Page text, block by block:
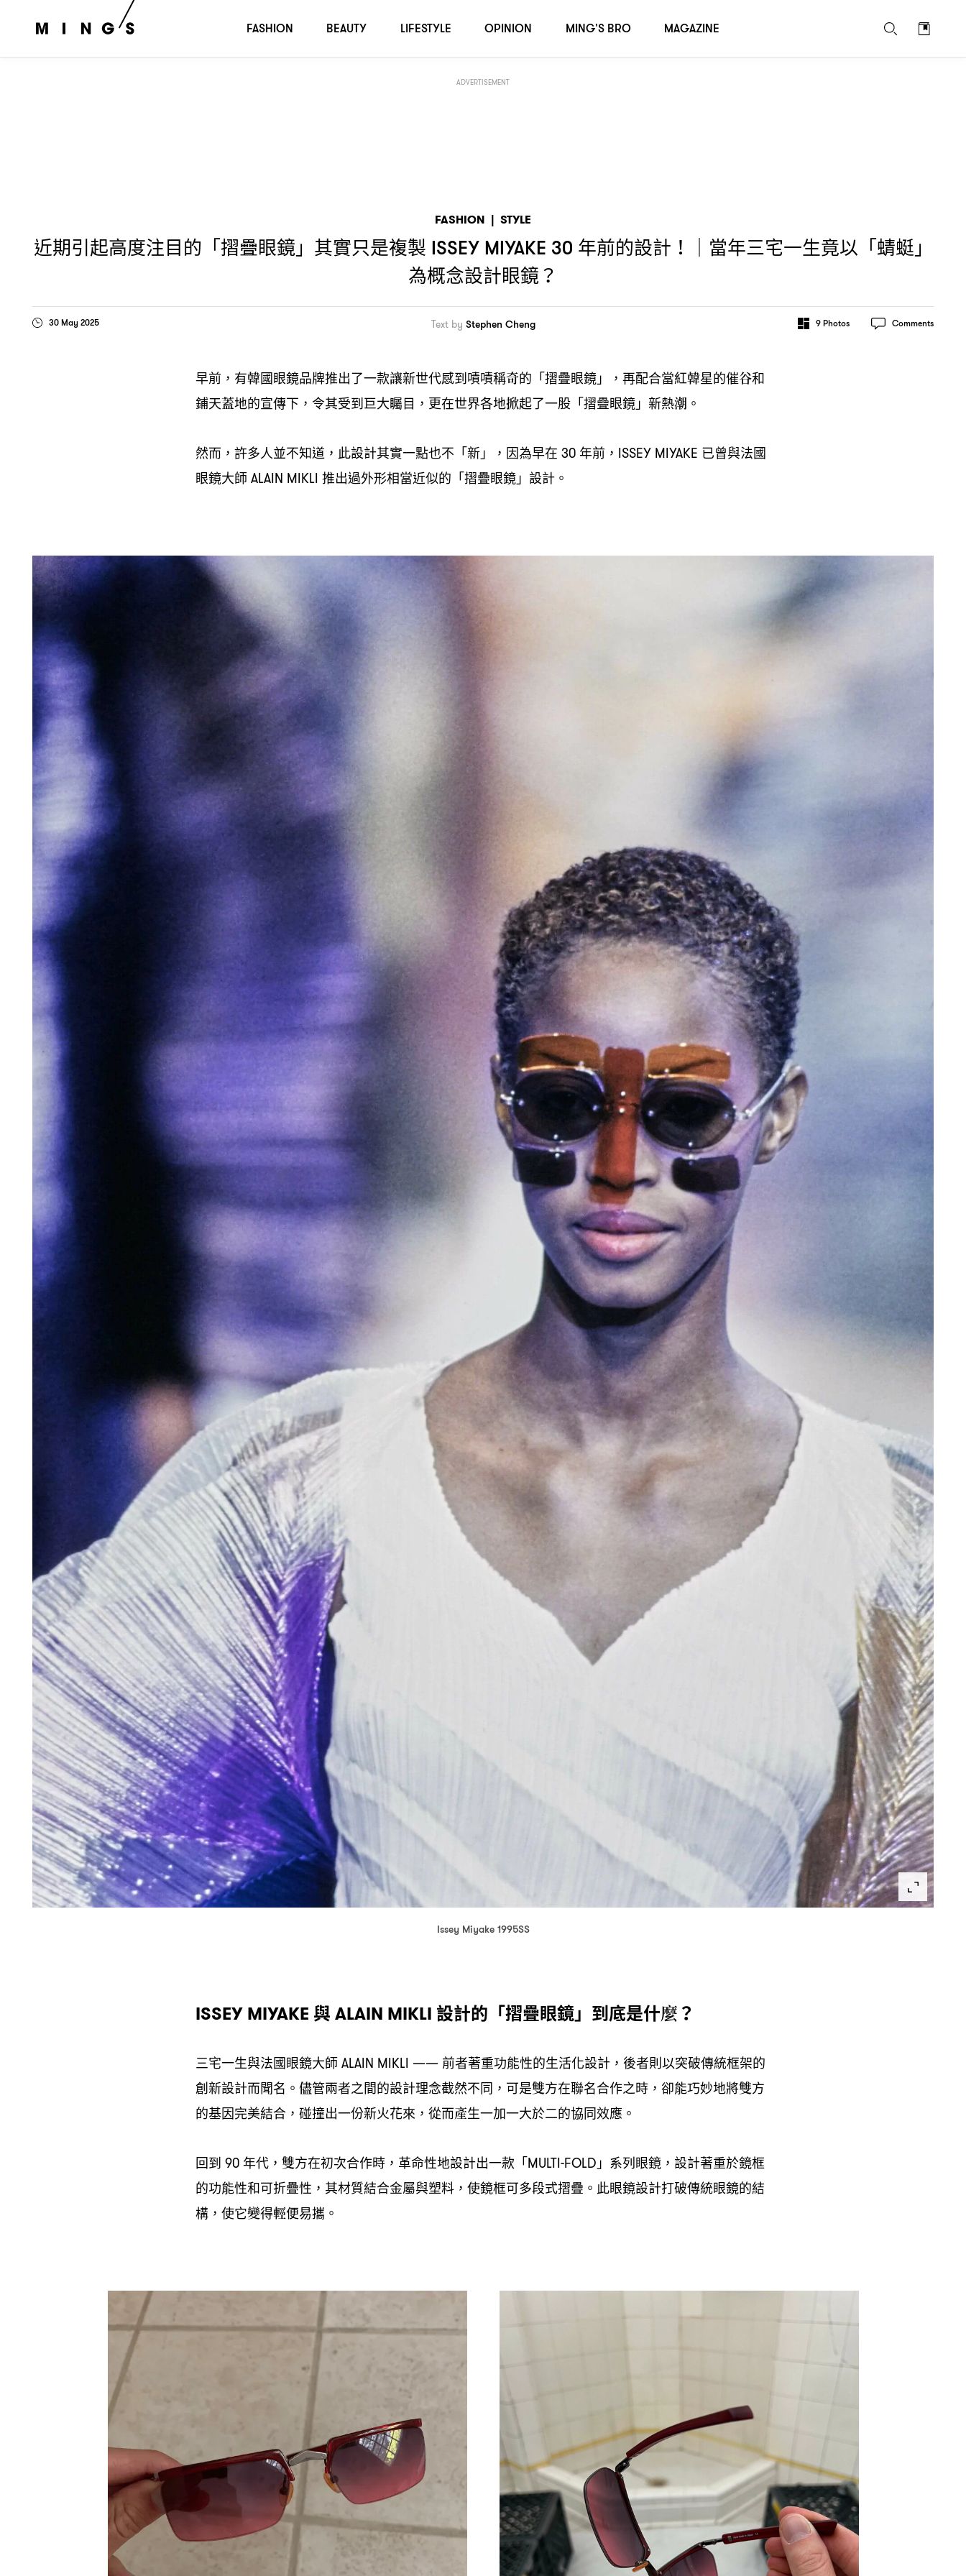
ADVERTISEMENT
FASHION | STYLE
近期引起高度注目的「摺疊眼鏡」其實只是複製 ISSEY MIYAKE 30 年前的設計 ！｜ 當年三宅一生竟以「蜻蜓」
為概念設計眼鏡 ？
30 May 2025 Text by Stephen Cheng 9Photos Comments
早前 ， 有韓國眼鏡品牌推出了一款讓新世代感到嘖嘖稱奇的「摺疊眼鏡」 ， 再配合當紅韓星的催谷和
鋪天蓋地的宣傳下 ， 令其受到巨大矚目 ， 更在世界各地掀起了一股「摺疊眼鏡」新熱潮。
然而 ， 許多人並不知道 ， 此設計其實一點也不「新」 ， 因為早在 30 年前 ，ISSEY MIYAKE 已曾與法國
眼鏡大師ALAIN MIKLI 推出過外形相當近似的「摺疊眼鏡」設計。
Issey Miyake 1995SS
ISSEY MIYAKE 與 ALAIN MIKLI 設計的「摺疊眼鏡」到底是什麼 ？
三宅一生與法國眼鏡大師ALAIN MIKLI —— 前者著重功能性的生活化設計 ， 後者則以突破傳統框架的
創新設計而聞名。儘管兩者之間的設計理念截然不同 ， 可是雙方在聯名合作之時 ， 卻能巧妙地將雙方
的基因完美結合 ， 碰撞出一份新火花來 ， 從而產生一加一大於二的協同效應。
回到 90 年代 ， 雙方在初次合作時 ， 革命性地設計出一款「MULTI-FOLD 」系列眼鏡 ， 設計著重於鏡框
的功能性和可折疊性 ， 其材質結合金屬與塑料 ， 使鏡框可多段式摺疊。此眼鏡設計打破傳統眼鏡的結
構 ， 使它變得輕便易攜。
FASHION BEAUTY LIFESTYLE OPINION MING'S BRO MAGAZINE
近期引起高度注目的「摺疊眼鏡」其實只是複製 ISSEY MIYAKE 30 ！｜ ？